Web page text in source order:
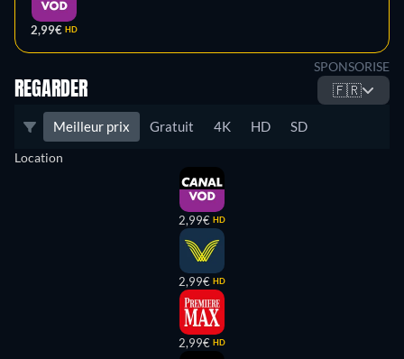
2,99€ HD
SPONSORISE
REGARDER 🇫🇷
Meilleur prix Gratuit 4K HD SD
Location
2,99€ HD
2,99€ HD
2,99€ HD